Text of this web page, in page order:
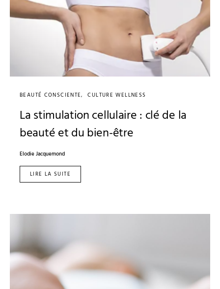
BEAUTÉ CONSCIENTE CULTURE WELLNESS
La stimulation cellulaire : clé de la
beauté et du bien-être
Elodie Jacquemond
LIRE LA SUITE